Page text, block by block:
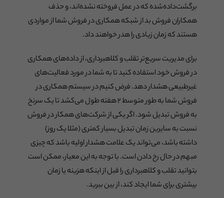
برگشت‌داده‌شده که در عمل فروخته نشده‌اند، و حذف
همکاران فروش بد از شبکه همکاری در فروش شما از مواردی
هستند که زمان زیادی را هدر خواهند داد.
برای مدیریت سریع‌تر تقلب و کلاهبرداری، از داده‌های همکاری
در فروش خود استفاده کنید تا به شما در مورد فعالیت‌های
غیرطبیعی هشدار دهد. فرض کنیم در سیستم همکاری در
فروش شما به طور متوسط ۲ هفته طول ‌می‌کشد تا یک سرنخ
به فروش تبدیل شود. اگر یکی از شرکت‌های همکار در فروش
نسبت به سایرین زمان تبدیل بسیار کمتری (مثلا یک روز)
داشته باشد، ‌می‌تواند یک علامت هشدار اولیه باشد که چیزی
مبهم در حال رخ دادن است. با توجه به این معیار، ممکن است
بتوانید تقلب و کلاهبرداری را قبل از اینکه هزینه یا زمان
بیشتری برای شما ایجاد کند، از بین ببرید.